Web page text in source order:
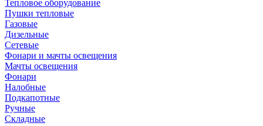
Тепловое оборудование
Пушки тепловые
Газовые
Дизельные
Сетевые
Фонари и мачты освещения
Мачты освещения
Фонари
Налобные
Подкапотные
Ручные
Складные